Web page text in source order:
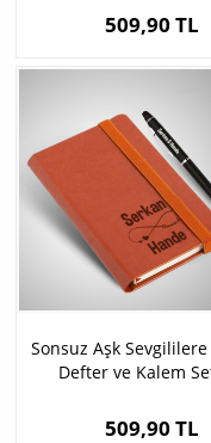
509,90 TL
Sonsuz Aşk Sevgililere
Defter ve Kalem
509,90 TL